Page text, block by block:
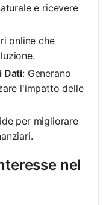
e ricevere
online che
Dati: Generano
l'impatto delle
per migliorare
nel